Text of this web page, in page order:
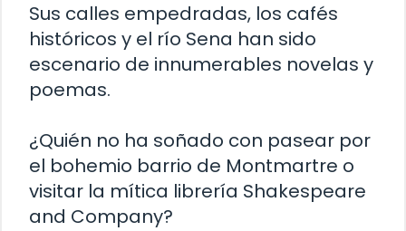
Sus calles empedradas, los cafés
históricos y el río Sena han sido
escenario de innumerables novelas y
poemas.
¿Quién no ha soñado con pasear por
el bohemio barrio de Montmartre o
visitar la mítica librería Shakespeare
and Company?